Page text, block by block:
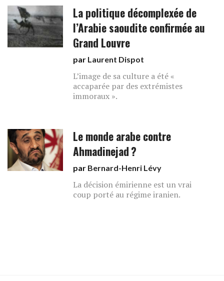
La politique décomplexée de
l’Arabie saoudite confirmée au
Grand Louvre
par Laurent Dispot
L’image de sa culture a été «
accaparée par des extrémistes
immoraux ».
Le monde arabe contre
Ahmadinejad ?
par Bernard-Henri Lévy
La décision émirienne est un vrai
coup porté au régime iranien.